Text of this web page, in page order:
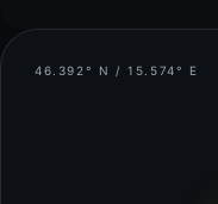
46.392° N / 15.574° E